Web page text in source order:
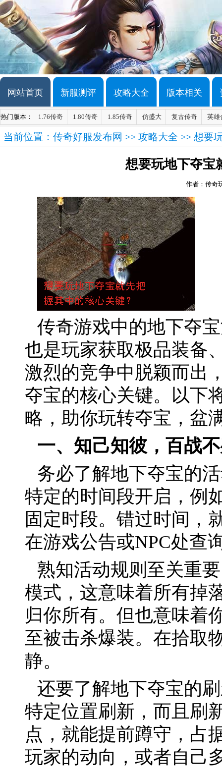
网站首页 新服测评 攻略大全 版本相关
热门版本： 1.76传奇 1.80传奇 1.85传奇 仿盛大 复古传奇 英雄
当前位置： 传奇好服发布网 >> 攻略大全 >> 想要
想要玩地下夺宝
作者：传奇
传奇游戏中的地下夺
也是玩家获取极品装备
激烈的竞争中脱颖而出
夺宝的核心关键。以下
略，助你玩转夺宝，盆
一、知己知彼，百战
务必了解地下夺宝的
特定的时间段开启，例
固定时段。错过时间，
在游戏公告或NPC处查
熟知活动规则至关重
模式，这意味着所有掉
归你所有。但也意味着
至被击杀爆装。在拾取
静。
还要了解地下夺宝的
特定位置刷新，而且刷
点，就能提前蹲守，占
玩家的动向，或者自己